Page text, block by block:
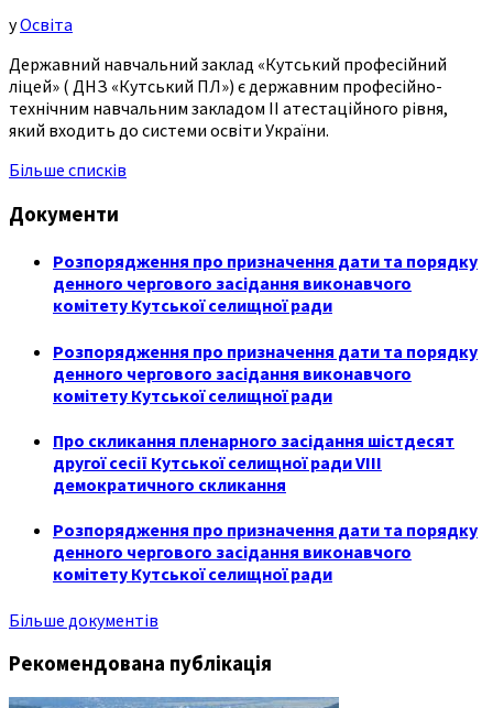
уОсвіта
Державний навчальний заклад «Кутський професійний
ліцей» ( ДНЗ «Кутський ПЛ») є державним професійно-
технічним навчальним закладом ІІ атестаційного рівня,
який входить до системи освіти України.
Більше списків
Документи
Розпорядження про призначення дати та порядку
денного чергового засідання виконавчого
комітету Кутської селищної ради
Розпорядження про призначення дати та порядку
денного чергового засідання виконавчого
комітету Кутської селищної ради
Про скликання пленарного засідання шістдесят
другої сесії Кутської селищної ради VIII
демократичного скликання
Розпорядження про призначення дати та порядку
денного чергового засідання виконавчого
комітету Кутської селищної ради
Більше документів
Рекомендована публікація